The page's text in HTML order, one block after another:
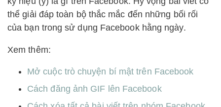
thể giải đáp toàn bộ thắc mắc đến những bối rối
của bạn trong sử dụng Facebook hằng ngày.
Xem thêm:
Mở cuộc trò chuyện bí mật trên Facebook
Cách đăng ảnh GIF lên Facebook